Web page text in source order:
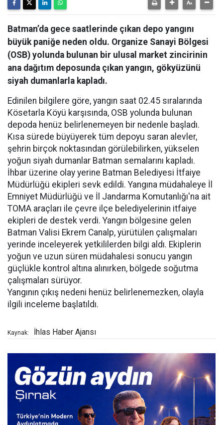
Batman’da gece saatlerinde çıkan depo yangını
büyük paniğe neden oldu. Organize Sanayi Bölgesi
(OSB) yolunda bulunan bir ulusal market zincirinin
ana dağıtım deposunda çıkan yangın, gökyüzünü
siyah dumanlarla kapladı.
Edinilen bilgilere göre, yangın saat 02.45 sıralarında
Kösetarla Köyü karşısında, OSB yolunda bulunan
depoda henüz belirlenemeyen bir nedenle başladı.
Kısa sürede büyüyerek tüm depoyu saran alevler,
şehrin birçok noktasından görülebilirken, yükselen
yoğun siyah dumanlar Batman semalarını kapladı.
İhbar üzerine olay yerine Batman Belediyesi İtfaiye
Müdürlüğü ekipleri sevk edildi. Yangına müdahaleye İl
Emniyet Müdürlüğü ve İl Jandarma Komutanlığı'na ait
TOMA araçları ile çevre ilçe belediyelerinin itfaiye
ekipleri de destek verdi. Yangın bölgesine gelen
Batman Valisi Ekrem Canalp, yürütülen çalışmaları
yerinde inceleyerek yetkililerden bilgi aldı. Ekiplerin
yoğun ve uzun süren müdahalesi sonucu yangın
güçlükle kontrol altına alınırken, bölgede soğutma
çalışmaları sürüyor.
Yangının çıkış nedeni henüz belirlenemezken, olayla
ilgili inceleme başlatıldı.
Kaynak: İhlas Haber Ajansı